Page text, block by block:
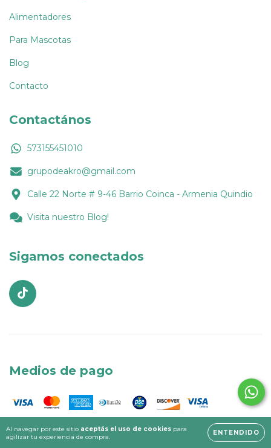
Al navegar por este sitio aceptás el uso de cookies para
agilizar tu experiencia de compra.
ENTENDIDO
Alimentadores
Para Mascotas
Blog
Contacto
Contactános
573155451010
grupodeakro@gmail.com
Calle 22 Norte # 9-46 Barrio Coinca - Armenia Quindio
Visita nuestro Blog!
Sigamos conectados
Medios de pago